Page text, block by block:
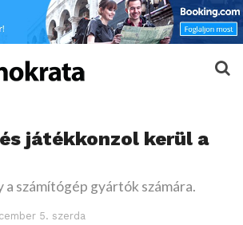
játékkonzol kerül a
a számítógép gyártók számára.
5. szerda